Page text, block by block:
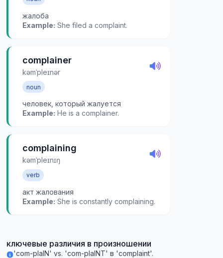
жалоба
Example: She filed a complaint.
complainer
kəmˈpleɪnər
noun
человек, который жалуется
Example: He is a complainer.
complaining
kəmˈpleɪnɪŋ
verb
акт жалования
Example: She is constantly complaining.
ключевые различия в произношении
'com-plaIN' vs. 'com-plaINT' в 'complaint'.